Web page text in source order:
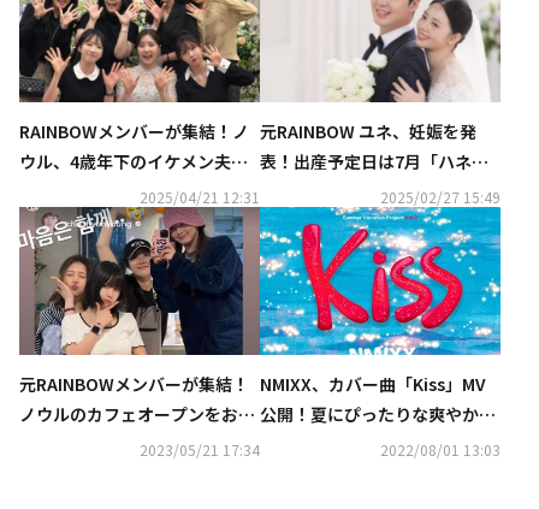
RAINBOWメンバーが集結！ノ
ウル、4歳年下のイケメン夫と
2025/04/21 12:31
元RAINBOW ユネ、妊娠を発
表！出産予定日は7月「ハネム
ーンベイビーです」と報告も
2025/02/27 15:49
元RAINBOWメンバーが集結！
ノウルのカフェオープンをお祝
い…笑顔の写真が話題2023/05/21 17:34
NMIXX、カバー曲「Kiss」MV
公開！夏にぴったりな爽やかな
2022/08/01 13:03